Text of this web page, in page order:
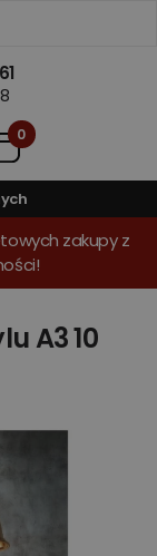
0
zakupy z
A3 10